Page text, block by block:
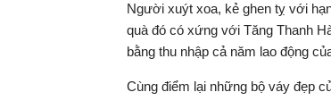
Người xuýt xoa, kẻ ghen tỵ với
quà đó có xứng với Tăng Thanh
bằng thu nhập cả năm lao động
Cùng điểm lại những bộ váy đẹp